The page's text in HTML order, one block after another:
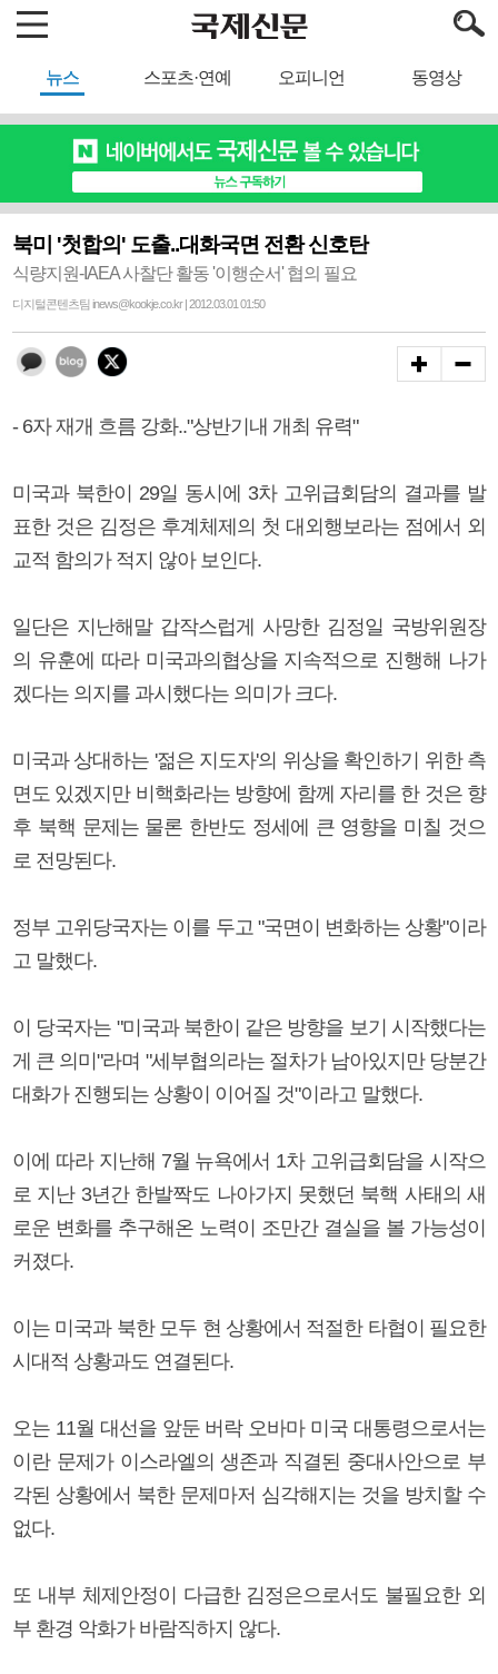
뉴스 스포츠·연예 오피니언 동영상
북미 '첫합의' 도출..대화국면 전환 신호탄
식량지원-IAEA 사찰단 활동 '이행순서' 협의 필요
디지털콘텐츠팀 inews@kookje.co.kr | 2012.03.01 01:50
- 6자 재개 흐름 강화.."상반기내 개최 유력"
미국과 북한이 29일 동시에 3차 고위급회담의 결과를 발
표한 것은 김정은 후계체제의 첫 대외행보라는 점에서 외
교적 함의가 적지 않아 보인다.
일단은 지난해말 갑작스럽게 사망한 김정일 국방위원장
의 유훈에 따라 미국과의협상을 지속적으로 진행해 나가
겠다는 의지를 과시했다는 의미가 크다.
미국과 상대하는 '젊은 지도자'의 위상을 확인하기 위한 측
면도 있겠지만 비핵화라는 방향에 함께 자리를 한 것은 향
후 북핵 문제는 물론 한반도 정세에 큰 영향을 미칠 것으
로 전망된다.
정부 고위당국자는 이를 두고 "국면이 변화하는 상황"이라
고 말했다.
이 당국자는 "미국과 북한이 같은 방향을 보기 시작했다는
게 큰 의미"라며 "세부협의라는 절차가 남아있지만 당분간
대화가 진행되는 상황이 이어질 것"이라고 말했다.
이에 따라 지난해 7월 뉴욕에서 1차 고위급회담을 시작으
로 지난 3년간 한발짝도 나아가지 못했던 북핵 사태의 새
로운 변화를 추구해온 노력이 조만간 결실을 볼 가능성이
커졌다.
이는 미국과 북한 모두 현 상황에서 적절한 타협이 필요한
시대적 상황과도 연결된다.
오는 11월 대선을 앞둔 버락 오바마 미국 대통령으로서는
이란 문제가 이스라엘의 생존과 직결된 중대사안으로 부
각된 상황에서 북한 문제마저 심각해지는 것을 방치할 수
없다.
또 내부 체제안정이 다급한 김정은으로서도 불필요한 외
부 환경 악화가 바람직하지 않다.